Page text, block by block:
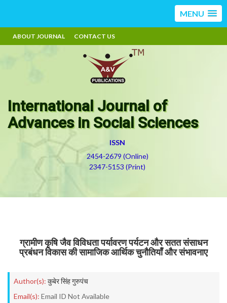
MENU
ABOUT JOURNAL CONTACT US
International Journal of
Advances in Social Sciences
ISSN
2454-2679 (Online)
2347-5153 (Print)
ग्रामीण कृषि जैव विविधता पर्यावरण पर्यटन और सतत संसाधन
प्रबंधन विकास की सामाजिक आर्थिक चुनौतियाँ और संभावनाए
Author(s): कुबेर सिंह गुरुपंच
Email(s): Email ID Not Available